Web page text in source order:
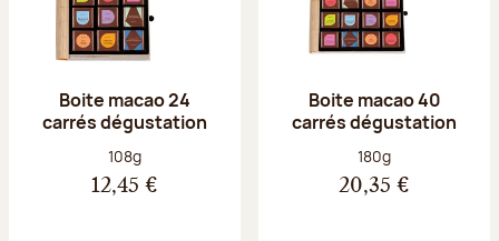
Boite macao 24
carrés dégustation
Poids net :
108g
12,45 €
Boite macao 40
carrés dégustation
Poids net :
180g
20,35 €